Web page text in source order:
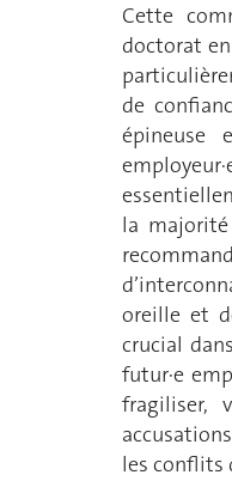
Cette
doctorat
de
épineuse
la
oreille et
crucial
futur·e
fragiliser,
les conflits